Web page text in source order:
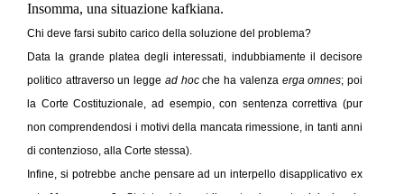
Insomma, una situazione kafkiana.
Chi deve farsi subito carico della soluzione del problema?
Data la grande platea degli interessati, indubbiamente il decisore
politico attraverso un legge ad hocche ha valenza erga omnes; poi
la Corte Costituzionale, ad esempio, con sentenza correttiva (pur
non comprendendosi i motivi della mancata rimessione, in tanti anni
di contenzioso, alla Corte stessa).
Infine, si potrebbe anche pensare ad un interpello disapplicativo ex